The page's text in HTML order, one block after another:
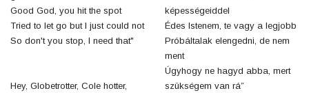
Good God, you hit the spot
Tried to let go but I just could not
So don't you stop, I need that"
Hey, Globetrotter, Cole hotter,
képességeiddel
Édes Istenem, te vagy a legjobb
Próbáltalak elengedni, de nem
ment
Úgyhogy ne hagyd abba, mert
szükségem van rá”